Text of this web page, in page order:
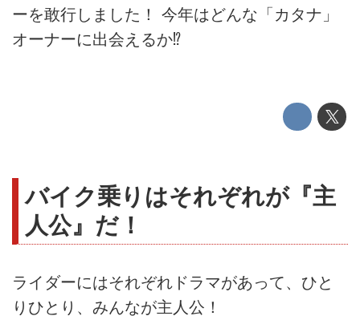
ーを敢行しました！ 今年はどんな「カタナ」
オーナーに出会えるか⁉
バイク乗りはそれぞれが『主
人公』だ！
ライダーにはそれぞれドラマがあって、ひと
りひとり、みんなが主人公！